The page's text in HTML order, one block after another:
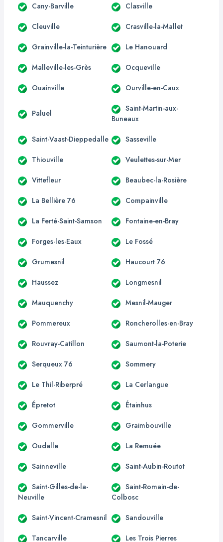
Cany-Barville Clasville
Cleuville Crasville-la-Mallet
Grainville-la-Teinturière Le Hanouard
Malleville-les-Grès Ocqueville
Ouainville Ourville-en-Caux
Paluel
Saint-Martin-aux-
Buneaux
Saint-Vaast-Dieppedalle Sasseville
Thiouville Veulettes-sur-Mer
Vittefleur Beaubec-la-Rosière
La Bellière 76 Compainville
La Ferté-Saint-Samson Fontaine-en-Bray
Forges-les-Eaux Le Fossé
Grumesnil Haucourt 76
Haussez Longmesnil
Mauquenchy Mesnil-Mauger
Pommereux Roncherolles-en-Bray
Rouvray-Catillon Saumont-la-Poterie
Serqueux 76 Sommery
Le Thil-Riberpré La Cerlangue
Épretot Étainhus
Gommerville Graimbouville
Oudalle La Remuée
Sainneville Saint-Aubin-Routot
Saint-Gilles-de-la-
Neuville
Saint-Romain-de-
Colbosc
Saint-Vincent-Cramesnil Sandouville
Tancarville Les Trois Pierres